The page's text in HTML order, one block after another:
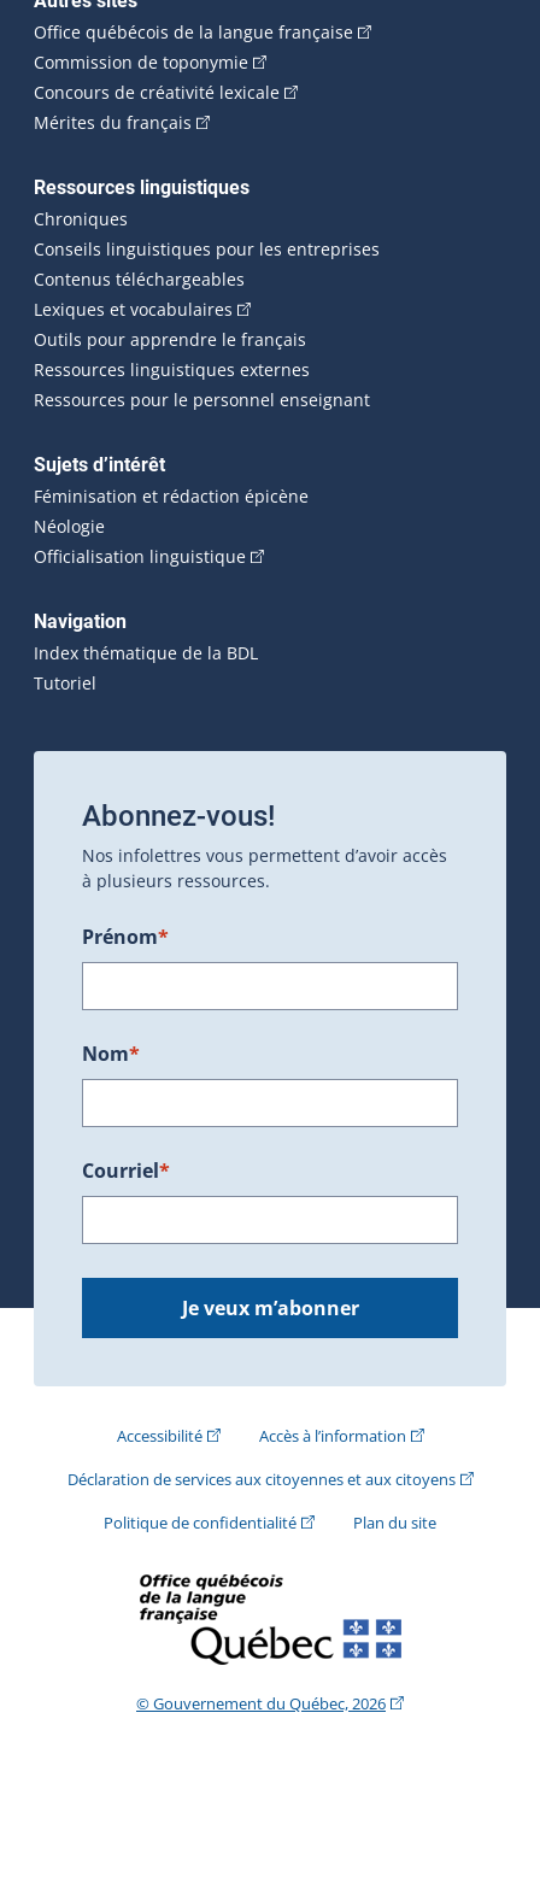
Office québécois de la langue française(Cet hyperlien
Commission de toponymie(Cet hyperlien externe s'ouvrira
Concours de créativité lexicale(Cet hyperlien externe
Mérites du français (Cet hyperlien externe s'ouvrira dans une
Ressources linguistiques
Chroniques
Conseils linguistiques pour les entreprises
Contenus téléchargeables
Lexiques et vocabulaires (Cet hyperlien externe s'ouvrira
Outils pour apprendre le français
Ressources linguistiques externes
Ressources pour le personnel enseignant
Sujets d’intérêt
Féminisation et rédaction épicène
Néologie
Officialisation linguistique(Cet hyperlien externe s'ouvrira
Navigation
Index thématique de la BDL
Tutoriel
Abonnez-vous!
Nos infolettres vous permettent d’avoir accès
à plusieurs ressources.
Prénom*
Nom*
Courriel*
Je veux m’abonner
Accessibilité(Cet hyperlien externe s'ouvrira dans une
Accès à l’information(Cet hyperlien
Déclaration de services aux citoyennes et aux citoyens(Cet
Politique de confidentialité(Cet hyperlien externe s'ouvrira
Plan du site
© Gouvernement du Québec, 2026(Cet hyperlien